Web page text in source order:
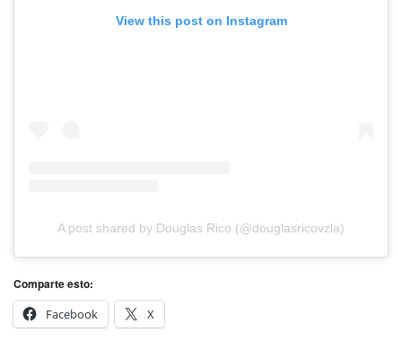
View this post on Instagram
A post shared by Douglas Rico (@douglasricovzla)
Comparte esto:
Facebook
X